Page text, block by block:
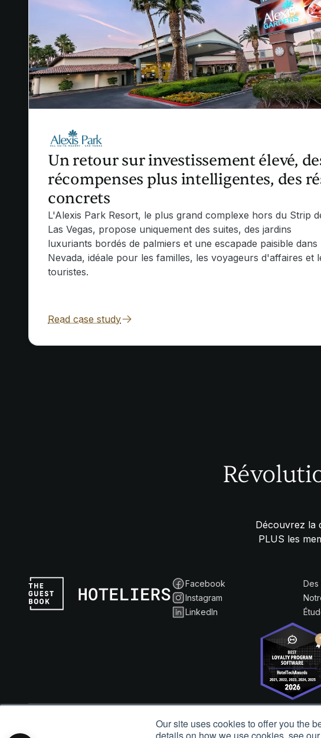
Our site uses cookies to offer you the
Un retour sur investissement élevé,
récompenses plus intelligentes, des
concrets
L'Alexis Park Resort, le plus grand complexe hors du Strip
Las Vegas, propose uniquement des suites, des jardins
luxuriants bordés de palmiers et une escapade paisible dans
Nevada, idéale pour les familles, les voyageurs d'affaires et
touristes.
Read case study
Découvrez la
PLUS les
Facebook
Instagram
LinkedIn
Des
© 2024 The Guestbook, Inc. Tous droits réservés.